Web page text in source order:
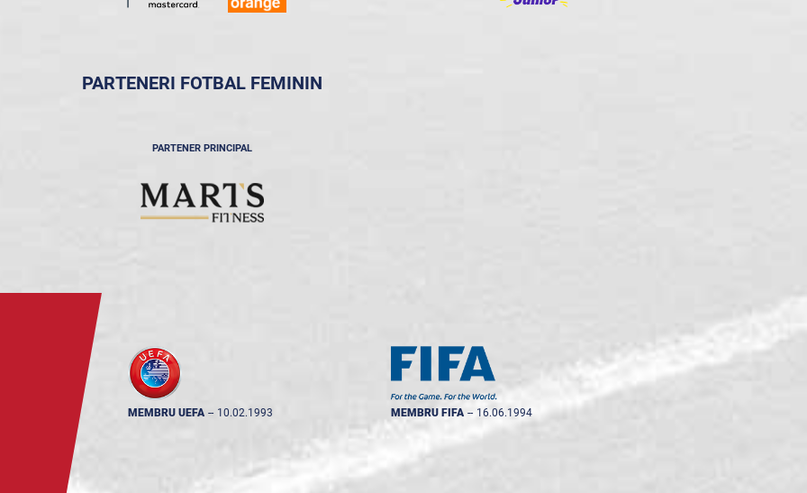
PARTENERI FOTBAL FEMININ
PARTENER PRINCIPAL
MEMBRU UEFA -- 10.02.1993 MEMBRU FIFA -- 16.06.1994